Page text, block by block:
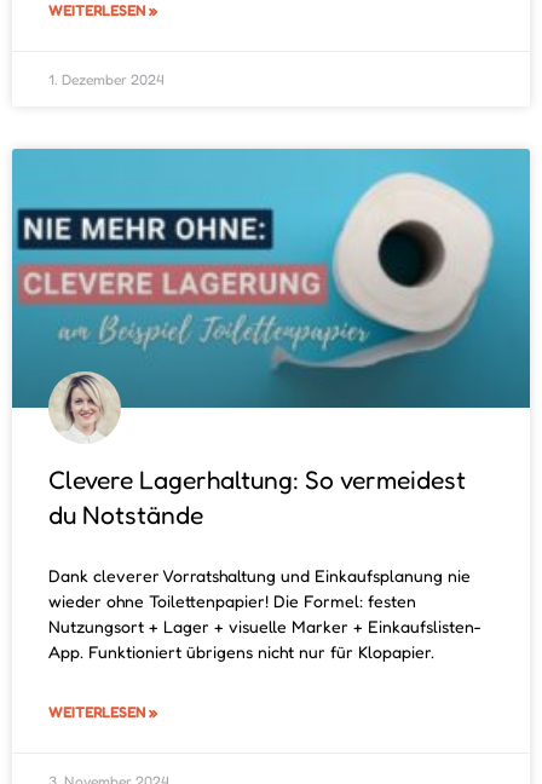
WEITERLESEN »
1. Dezember 2024
Clevere Lagerhaltung: So vermeidest
du Notstände
Dank cleverer Vorratshaltung und Einkaufsplanung nie
wieder ohne Toilettenpapier! Die Formel: festen
Nutzungsort + Lager + visuelle Marker + Einkaufslisten-
App. Funktioniert übrigens nicht nur für Klopapier.
WEITERLESEN »